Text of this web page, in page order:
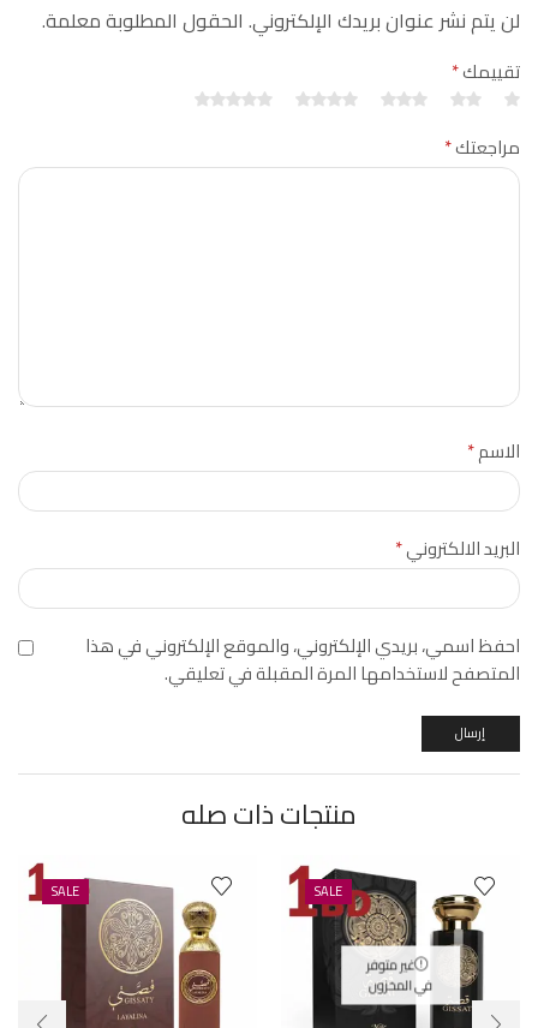
لن يتم نشر عنوان بريدك الإلكتروني. الحقول المطلوبة معلمة.
تقييمك*
مراجعتك*
الاسم*
البريد الالكتروني*
احفظ اسمي، بريدي الإلكتروني، والموقع الإلكتروني في هذا
المتصفح لاستخدامها المرة المقبلة في تعليقي.
منتجات ذات صله
SALE
غير متوفر
في المخزون
SALE